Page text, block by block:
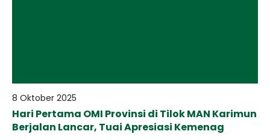
8 Oktober 2025
Hari Pertama OMI Provinsi di Tilok MAN Karimun
Berjalan Lancar, Tuai Apresiasi Kemenag